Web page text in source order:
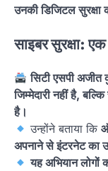
उनकी डिजिटल सुरक्षा
साइबर सुरक्षा: एक
सिटी एसपी अजीत
जिम्मेदारी नहीं है,
है।
उन्होंने बताया कि
अपनाने से इंटरनेट का
यह अभियान